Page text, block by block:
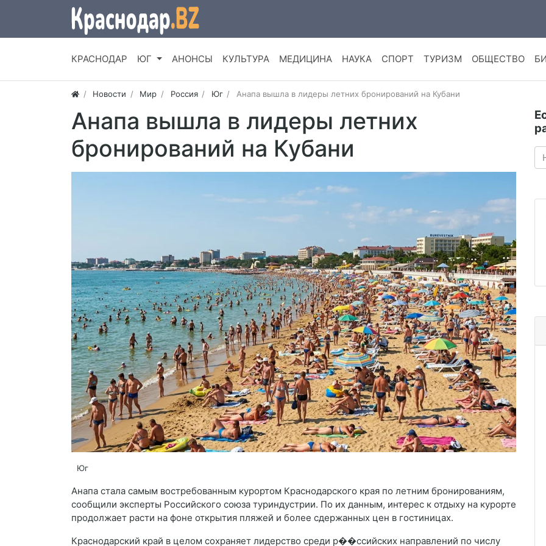
КРАСНОДАР ЮГ АНОНСЫ КУЛЬТУРА МЕДИЦИНА НАУКА СПОРТ ТУРИЗМ ОБЩЕСТВО
Новости Мир Россия Юг Анапа вышла в лидеры летних бронирований на Кубани
Анапа вышла в лидеры летних
бронирований на Кубани
Юг
Анапа стала самым востребованным курортом Краснодарского края по летним бронированиям,
сообщили эксперты Российского союза туриндустрии. По их данным, интерес к отдыху на курорте
продолжает расти на фоне открытия пляжей и более сдержанных цен в гостиницах.
Краснодарский край в целом сохраняет лидерство среди р��ссийских направлений по числу